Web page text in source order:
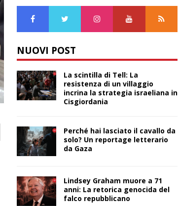
NUOVI POST
La scintilla di Tell: La
resistenza di un villaggio
incrina la strategia israeliana in
Cisgiordania
Perché hai lasciato il cavallo da
solo? Un reportage letterario
da Gaza
Lindsey Graham muore a 71
anni: La retorica genocida del
falco repubblicano